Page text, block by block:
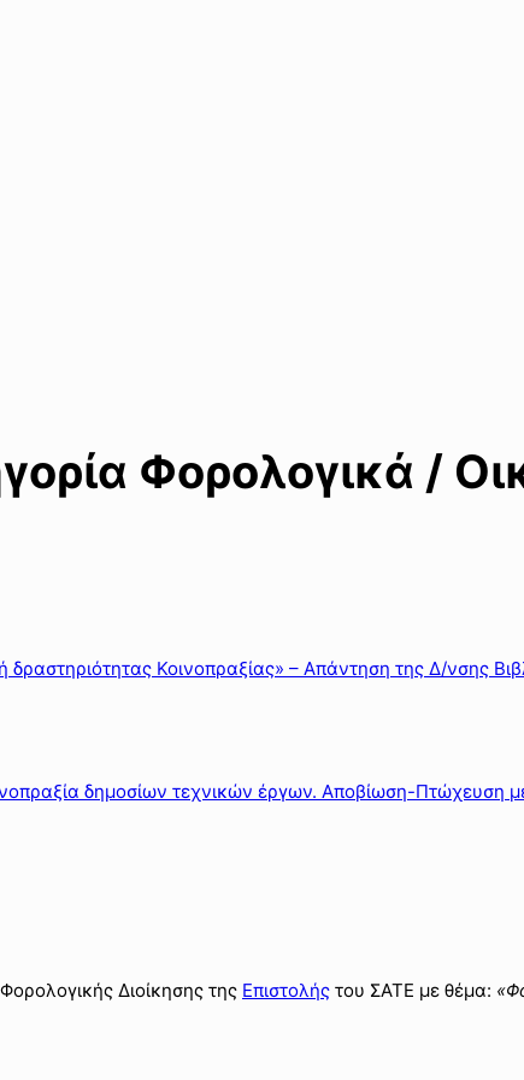
Φορολογικά /
Κοινοπραξίας» – Απάντηση της Δ/νσης
δημοσίων τεχνικών έργων. Αποβίωση-Πτώχευση
Διοίκησης της Επιστολής του ΣΑΤΕ με θέμα: